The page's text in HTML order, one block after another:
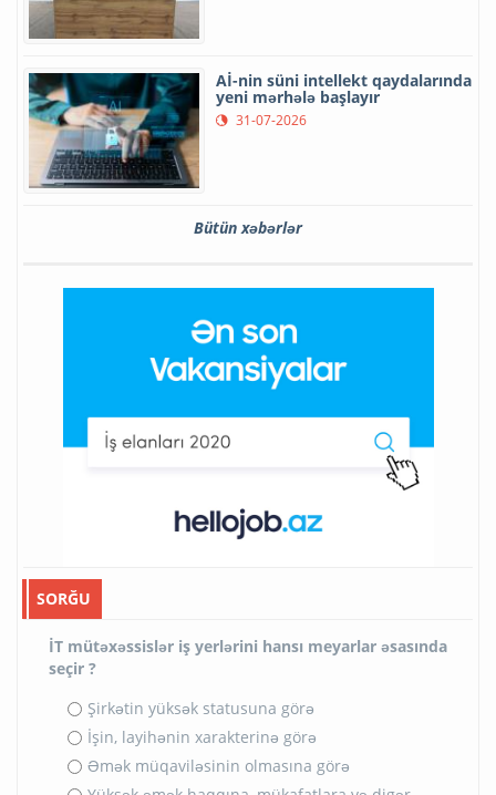
Aİ-nin süni intellekt qaydalarında
yeni mərhələ başlayır
31-07-2026
Bütün xəbərlər
SORĞU
İT mütəxəssislər iş yerlərini hansı meyarlar əsasında
seçir ?
Şirkətin yüksək statusuna görə
İşin, layihənin xarakterinə görə
Əmək müqaviləsinin olmasına görə